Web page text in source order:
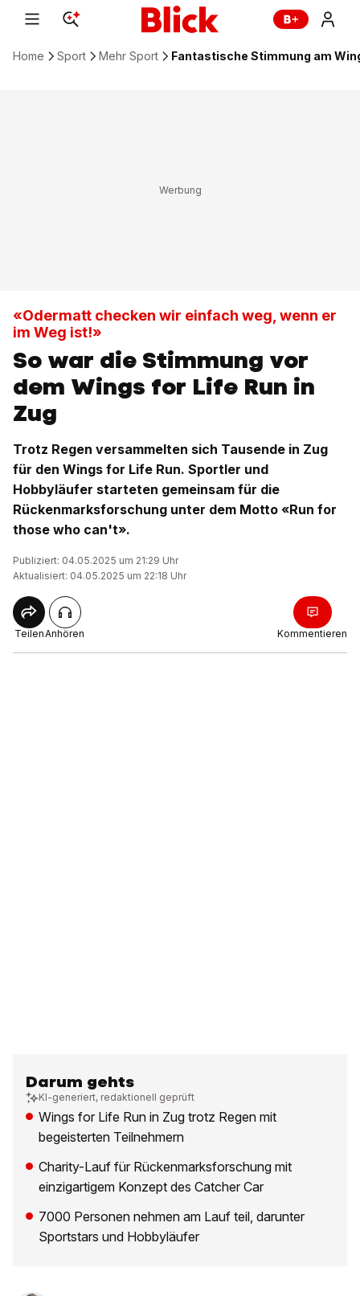
Home Sport Mehr Sport Fantastische Stimmung am
«Odermatt checken wir einfach weg, wenn er
im Weg ist!»
So war die Stimmung vor
dem Wings for Life Run in
Zug
Trotz Regen versammelten sich Tausende in Zug
für den Wings for Life Run. Sportler und
Hobbyläufer starteten gemeinsam für die
Rückenmarksforschung unter dem Motto «Run for
those who can't».
Publiziert: 04.05.2025 um 21:29 Uhr
Aktualisiert: 04.05.2025 um 22:18 Uhr
TeilenAnhören Kommentieren
Darum gehts
KI-generiert, redaktionell geprüft
Wings for Life Run in Zug trotz Regen mit
begeisterten Teilnehmern
Charity-Lauf für Rückenmarksforschung mit
einzigartigem Konzept des Catcher Car
7000 Personen nehmen am Lauf teil, darunter
Sportstars und Hobbyläufer